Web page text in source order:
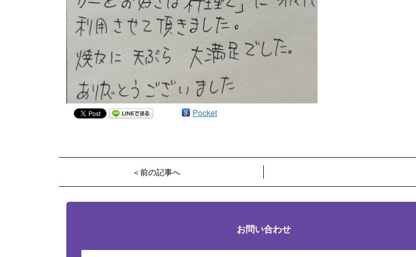
Pocket
＜前の記事へ
お問い合わせ